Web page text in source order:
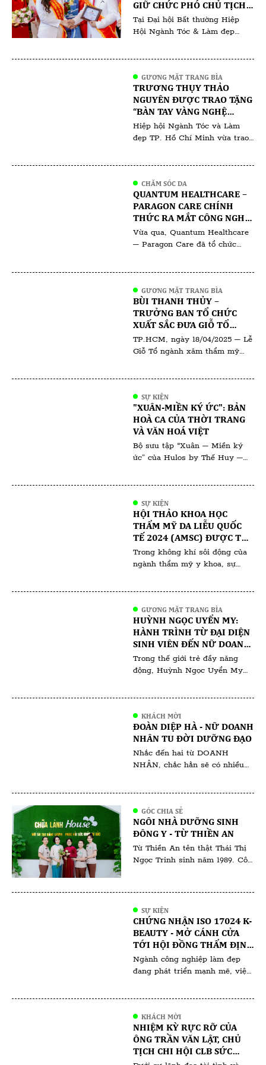
và doanh nghiệp hoạt động
trong lĩnh […]
GIỮ CHỨC PHÓ CHỦ TỊCH
ĐÀO TẠO NGÀNH LÀM ĐẸP -
HIỆP HỘI NGÀNH TÓC &
Tại Đại hội Bất thường Hiệp
Hội Ngành Tóc & Làm đẹp
nhiệm bổ nhiệm giữ chức Phó
Chủ tịch phụ trách công tác
đào tạo ngành làm đẹp. Việc bà
Michelle Hồng Dư tiếp tục đảm
nhiệm vị trí này […]
GƯƠNG MẶT TRANG BÌA
TRƯƠNG THỤY THẢO
NGUYÊN ĐƯỢC TRAO TẶNG
“BÀN TAY VÀNG NGHỆ
THUẬT NGÀNH LÀM ĐẸP
VIỆT NAM 2025”
Hiệp hội Ngành Tóc và Làm
đẹp TP. Hồ Chí Minh vừa trao
Thảo Nguyên chuyên gia phun
xăm thẩm mỹ có hơn 10 năm
hoạt động trong lĩnh vực làm
đẹp. Theo đại diện Hiệp hội, […]
CHĂM SÓC DA
QUANTUM HEALTHCARE –
PARAGON CARE CHÍNH
THỨC RA MẮT CÔNG NGHỆ
RF ĐƠN CỰC VOLNEWMER:
ĐỊNH HÌNH CHUẨN MỰC
Vừa qua, Quantum Healthcare
– Paragon Care đã tổ chức
gia da liễu, bác sĩ thẩm mỹ, kỹ
thuật viên và các đơn vị đối tác
trong ngành. Sự kiện không chỉ
là màn giới thiệu […]
GƯƠNG MẶT TRANG BÌA
BÙI THANH THỦY –
TRƯỞNG BAN TỔ CHỨC
XUẤT SẮC ĐƯA GIỖ TỔ
NGÀNH PHUN XĂM THẨM
MỸ VIỆT NAM 2025 ĐẾN
TP.HCM, ngày 18/04/2025 – Lễ
Giỗ Tổ ngành xăm thẩm mỹ
gia, nghệ nhân và đơn vị uy tín
trong ngành. Đứng sau thành
công của sự kiện là Trưởng ban
tổ chức – bà Bùi Thanh Thủy,
[…]
SỰ KIỆN
"XUÂN-MIỀN KÝ ỨC": BẢN
HOÀ CA CỦA THỜI TRANG
VÀ VĂN HOÁ VIỆT
Bộ sưu tập “Xuân – Miền ký
ức” của Hulos by Thế Huy –
xưa – nơi những giá trị truyền
thống hòa quyện cùng ký ức
thân thương. Qua từng đường
nét, chất […]
SỰ KIỆN
HỘI THẢO KHOA HỌC
THẨM MỸ DA LIỄU QUỐC
TẾ 2024 (AMSC) ĐƯỢC TỔ
CHỨC TẠI KUALA LUMPUR
(MALAYSIA)
Trong không khí sôi động của
ngành thẩm mỹ y khoa, sự
làm đẹp. Với sự tham gia của
hàng trăm chuyên gia hàng
đầu đến từ khắp nơi trên thế
giới, hội nghị hứa hẹn mang […]
GƯƠNG MẶT TRANG BÌA
HUỲNH NGỌC UYỂN MY:
HÀNH TRÌNH TỪ ĐẠI DIỆN
SINH VIÊN ĐẾN NỮ DOANH
NHÂN ĐA TÀI
Trong thế giới trẻ đầy năng
động, Huỳnh Ngọc Uyển My
mà cô đã gặt hái ngay từ khi
còn ngồi trên ghế giảng đường.
Với vai trò là gương mặt đại
diện cho […]
KHÁCH MỜI
ĐOÀN DIỆP HÀ - NỮ DOANH
NHÂN TU ĐỜI DƯỠNG ĐẠO
Nhắc đến hai từ DOANH
NHÂN, chắc hẳn sẽ có nhiều
kinh doanh thời bây giờ làm
thật ăn thật thì ít mà chiêu trò
thu lợi về mình thì nhiều không
đếm xuể. Tất nhiên, đã […]
GÓC CHIA SẺ
NGÔI NHÀ DƯỠNG SINH
ĐÔNG Y - TỪ THIỀN AN
Từ Thiền An tên thật Thái Thị
Ngọc Trinh sinh năm 1989. Cô
cái tên gắn liền với sự bình yên
và sức khỏe. Với tấm lòng nhân
ái và sự kiên trì, cô đã và đang
tiếp tục hành […]
SỰ KIỆN
CHỨNG NHẬN ISO 17024 K-
BEAUTY - MỞ CÁNH CỬA
TỚI HỘI ĐỒNG THẨM ĐỊNH
VÀ HỘI ĐỒNG ĐÀO TẠO
Ngành công nghiệp làm đẹp
đang phát triển mạnh mẽ, việc
hội nghề nghiệp đáng giá. Một
trong những chứng nhận nổi
bật và được đánh giá cao hiện
nay là chúng nhận ISO 17024
KHÁCH MỜI
NHIỆM KỲ RỰC RỠ CỦA
ÔNG TRẦN VĂN LẬT, CHỦ
TỊCH CHI HỘI CLB SỨC